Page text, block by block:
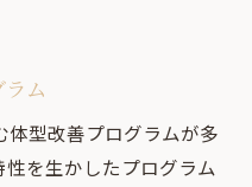
ム
体型改善プログラムが多
を生かしたプログラム